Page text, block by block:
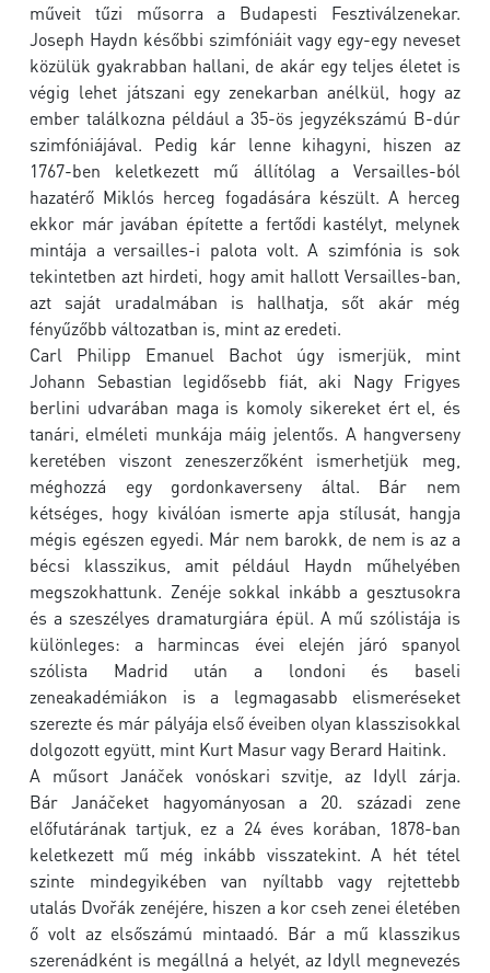
műveit tűzi műsorra a Budapesti Fesztiválzenekar.
Joseph Haydn későbbi szimfóniáit vagy egy-egy neveset
közülük gyakrabban hallani, de akár egy teljes életet is
végig lehet játszani egy zenekarban anélkül, hogy az
ember találkozna például a 35-ös jegyzékszámú B-dúr
szimfóniájával. Pedig kár lenne kihagyni, hiszen az
1767-ben keletkezett mű állítólag a Versailles-ból
hazatérő Miklós herceg fogadására készült. A herceg
ekkor már javában építette a fertődi kastélyt, melynek
mintája a versailles-i palota volt. A szimfónia is sok
tekintetben azt hirdeti, hogy amit hallott Versailles-ban,
azt saját uradalmában is hallhatja, sőt akár még
fényűzőbb változatban is, mint az eredeti.
Carl Philipp Emanuel Bachot úgy ismerjük, mint
Johann Sebastian legidősebb fiát, aki Nagy Frigyes
berlini udvarában maga is komoly sikereket ért el, és
tanári, elméleti munkája máig jelentős. A hangverseny
keretében viszont zeneszerzőként ismerhetjük meg,
méghozzá egy gordonkaverseny által. Bár nem
kétséges, hogy kiválóan ismerte apja stílusát, hangja
mégis egészen egyedi. Már nem barokk, de nem is az a
bécsi klasszikus, amit például Haydn műhelyében
megszokhattunk. Zenéje sokkal inkább a gesztusokra
és a szeszélyes dramaturgiára épül. A mű szólistája is
különleges: a harmincas évei elején járó spanyol
szólista Madrid után a londoni és baseli
zeneakadémiákon is a legmagasabb elismeréseket
szerezte és már pályája első éveiben olyan klasszisokkal
dolgozott együtt, mint Kurt Masur vagy Berard Haitink.
A műsort Janáček vonóskari szvitje, az Idyll zárja.
Bár Janáčeket hagyományosan a 20. századi zene
előfutárának tartjuk, ez a 24 éves korában, 1878-ban
keletkezett mű még inkább visszatekint. A hét tétel
szinte mindegyikében van nyíltabb vagy rejtettebb
utalás Dvořák zenéjére, hiszen a kor cseh zenei életében
ő volt az elsőszámú mintaadó. Bár a mű klasszikus
szerenádként is megállná a helyét, az Idyll megnevezés